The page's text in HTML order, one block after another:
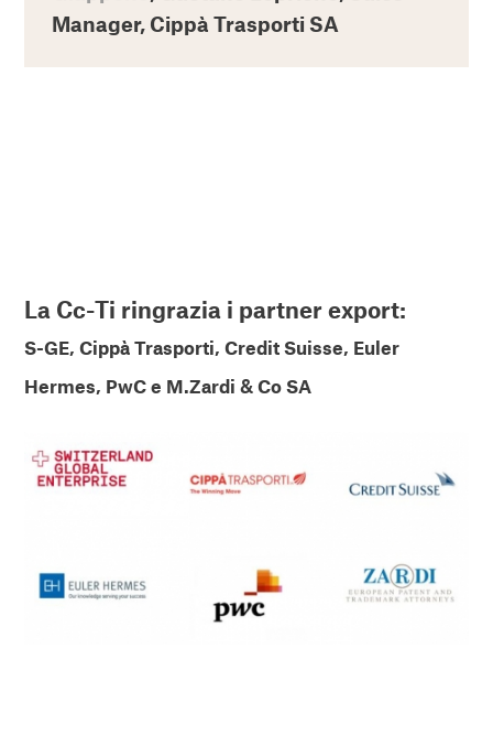
Manager, Cippà Trasporti SA
La Cc-Ti ringrazia i partner export:
S-GE,Cippà Trasporti,Credit Suisse, Euler
Hermes, PwC e M.Zardi & Co SA